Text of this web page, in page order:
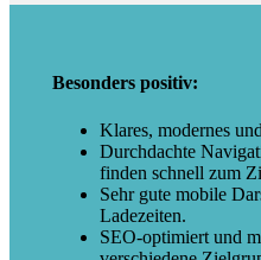
Besonders positiv:
Klares, modernes
Durchdachte
finden schnell zum
Sehr gute mobile
Ladezeiten.
SEO-optimiert und